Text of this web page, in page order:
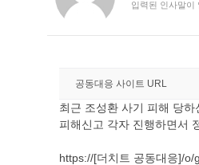
입력된 인사말이
공동대응 사이트 URL
최근 조성환 사기 피해 당하
피해신고 각자 진행하면서
https://[더치트 공동대응]/o/